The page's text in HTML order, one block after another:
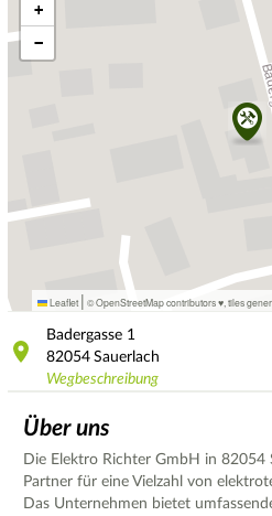
+
−
Leaflet | © OpenStreetMap contributors ♥, tiles
Badergasse 1
82054 Sauerlach
Wegbeschreibung
Über uns
Die Elektro Richter GmbH in
Partner für eine Vielzahl von
Das Unternehmen bietet